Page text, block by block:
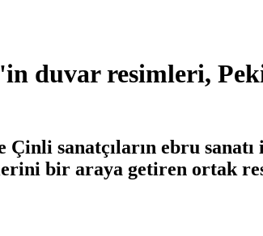
duvar resimleri,
sanatçıların ebru
bir araya getiren ortak